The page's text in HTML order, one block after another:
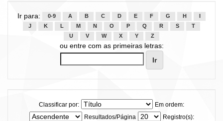
Ir para: 0-9 A B C D E F G H
J
K L M N O P Q R S
T
U
V W X Y Z
ou entre com as primeiras letras:
Classificar por:
Em ordem:
Resultados/Página
Registro(s):